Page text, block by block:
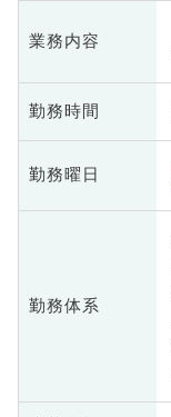
業務内容
勤務時間
勤務曜日
勤務体系